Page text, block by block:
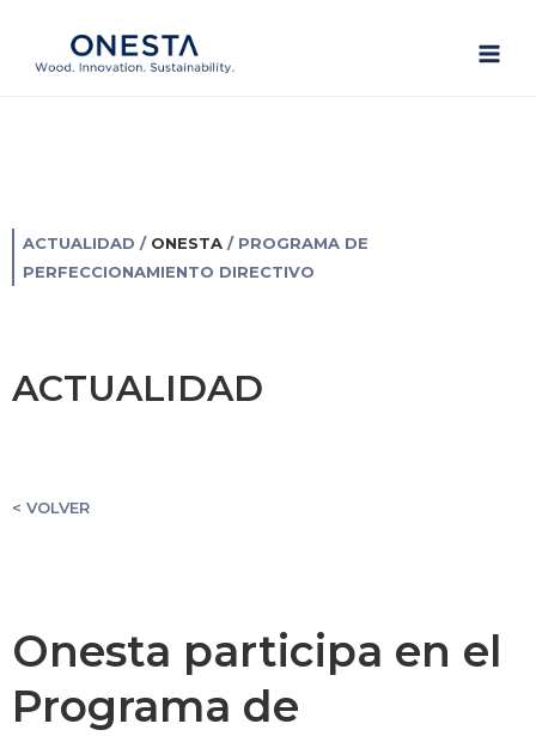
contenido
ACTUALIDAD / ONESTA /PROGRAMA DE
PERFECCIONAMIENTO DIRECTIVO
ACTUALIDAD
< VOLVER
Onesta participa en el
Programa de